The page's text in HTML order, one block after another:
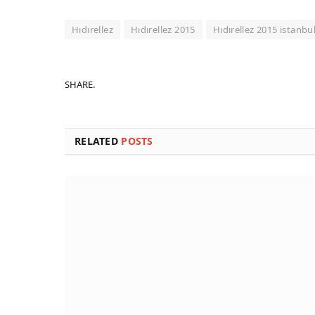
Hıdırellez Hıdırellez 2015 Hıdırellez 2015 istanbul
SHARE.
RELATED POSTS